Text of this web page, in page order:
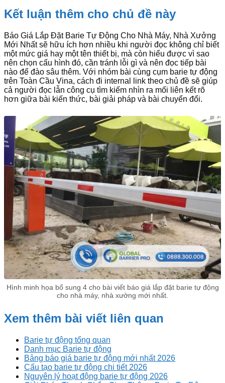
Kết luận thêm cho chủ đề này
Báo Giá Lắp Đặt Barie Tự Động Cho Nhà Máy, Nhà Xưởng
Mới Nhất sẽ hữu ích hơn nhiều khi người đọc không chỉ biết
một mức giá hay một tên thiết bị, mà còn hiểu được vì sao
nên chọn cấu hình đó, cần tránh lỗi gì và nên đọc tiếp bài
nào để đào sâu thêm. Với nhóm bài cùng cụm barie tự động
trên Toàn Cầu Vina, cách đi internal link theo chủ đề sẽ giúp
cả người đọc lẫn công cụ tìm kiếm nhìn ra mối liên kết rõ
hơn giữa bài kiến thức, bài giải pháp và bài chuyển đổi.
Hình minh họa bổ sung 4 cho bài viết báo giá lắp đặt barie tự động
cho nhà máy, nhà xưởng mới nhất.
Xem thêm bài viết liên quan
Barie tự động tổng quan
Danh mục Barie tự động
Bảng báo giá barie tự động mới nhất 2026
Cấu tạo barie tự động chi tiết 2026
Nguyên lý hoạt động barie tự động 2026